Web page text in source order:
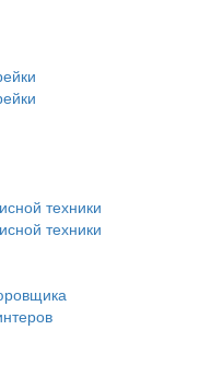
техники
техники